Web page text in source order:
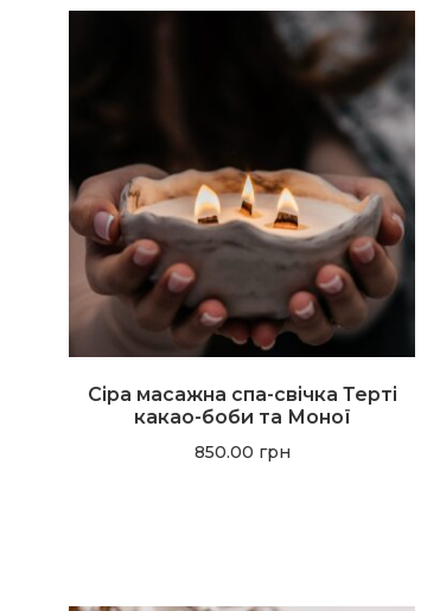
Сіра масажна спа-свічка Терті
какао-боби та Моної
850.00 грн